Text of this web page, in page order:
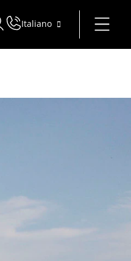
Accedi a Star Traveler o
Italiano